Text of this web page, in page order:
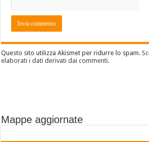
Questo sito utilizza Akismet per ridurre lo spam.
elaborati i dati derivati dai commenti.
Mappe aggiornate